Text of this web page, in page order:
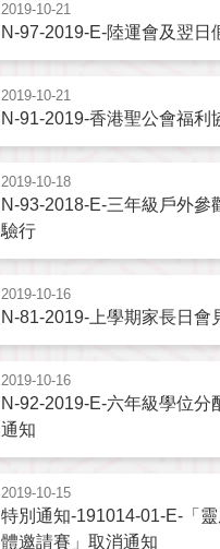
2019-10-21
N-97-2019-E-陸運會及翌日
2019-10-21
N-91-2019-香港聖公會福利
2019-10-18
N-93-2018-E-三年級戶外參
驗行
2019-10-16
N-81-2019-上學期家長日會
2019-10-16
N-92-2019-E-六年級學位分
通知
2019-10-15
特別通知-191014-01-E-「
體邀請賽」取消通知